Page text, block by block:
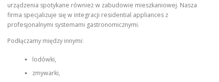
urządzenia spotykane również w zabudowie mieszkaniowej. Nasza
firma specjalizuje się w integracji residential appliances z
profesjonalnymi systemami gastronomicznymi.
Podłączamy między innymi:
lodówki,
zmywarki,